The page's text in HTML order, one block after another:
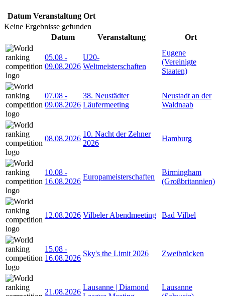
Datum Veranstaltung Ort
Keine Ergebnisse gefunden
Datum
Veranstaltung Ort
05.08 -
09.08.2026
U20-
Weltmeisterschaften
Eugene
(Vereinigte
Staaten)
07.08 -
09.08.2026
38. Neustädter
Läufermeeting
Neustadt an der
Waldnaab
08.08.2026
10. Nacht der Zehner
2026
Hamburg
10.08 -
16.08.2026
Europameisterschaften
Birmingham
(Großbritannien)
12.08.2026 Vilbeler Abendmeeting Bad Vilbel
15.08 -
16.08.2026
Sky's the Limit 2026 Zweibrücken
21.08.2026
Lausanne | Diamond
Lausanne